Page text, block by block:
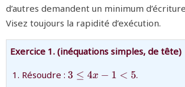
d’autres demandent un minimum
Visez toujours la rapidité d’exécution.
Exercice 1. (inéquations simples, de tête)
Résoudre : {3\leq
3 ≤ 4x − 1 < 5.